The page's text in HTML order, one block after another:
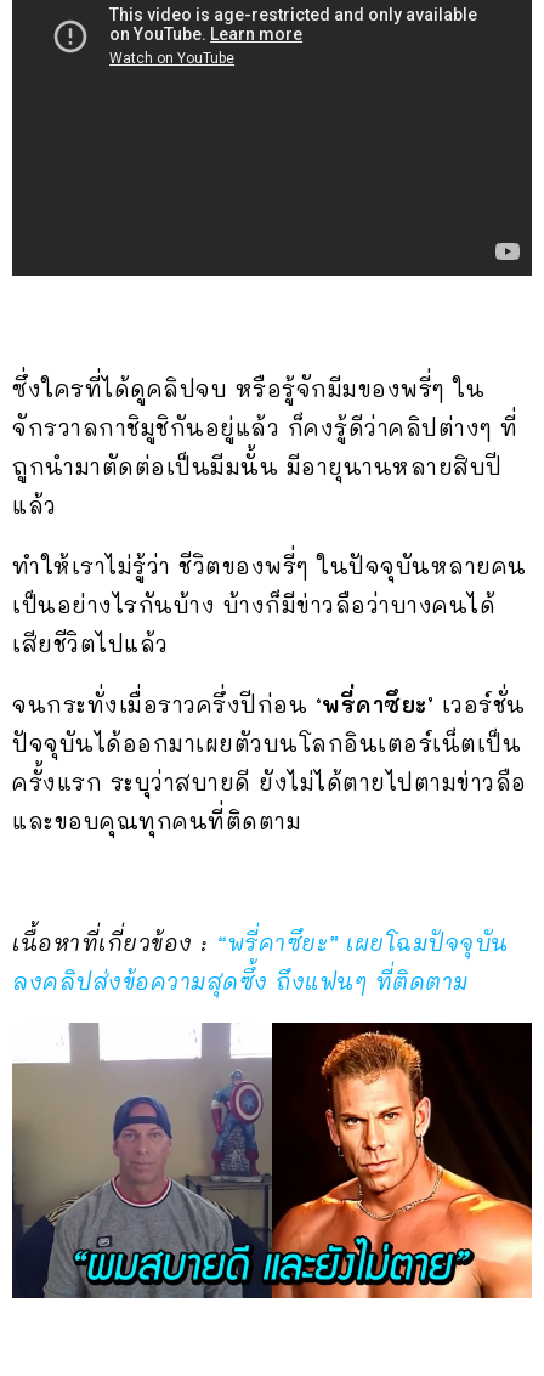
ซึ่งใครที่ได้ดูคลิปจบ หรือรู้จักมีมของพรี่ๆ ใน
จักรวาลกาชิมูชิกันอยู่แล้ว ก็คงรู้ดีว่าคลิปต่างๆ ที่
ถูกนำมาตัดต่อเป็นมีมนั้น มีอายุนานหลายสิบปี
แล้ว
ทำให้เราไม่รู้ว่า ชีวิตของพรี่ๆ ในปัจจุบันหลายคน
เป็นอย่างไรกันบ้าง บ้างก็มีข่าวลือว่าบางคนได้
เสียชีวิตไปแล้ว
จนกระทั่งเมื่อราวครึ่งปีก่อน ‘พรี่คาซึยะ’ เวอร์ชั่น
ปัจจุบันได้ออกมาเผยตัวบนโลกอินเตอร์เน็ตเป็น
ครั้งแรก ระบุว่าสบายดี ยังไม่ได้ตายไปตามข่าวลือ
และขอบคุณทุกคนที่ติดตาม
เนื้อหาที่เกี่ยวข้อง : “พรี่คาซึยะ” เผยโฉมปัจจุบัน
ลงคลิปส่งข้อความสุดซึ้ง ถึงแฟนๆ ที่ติดตาม